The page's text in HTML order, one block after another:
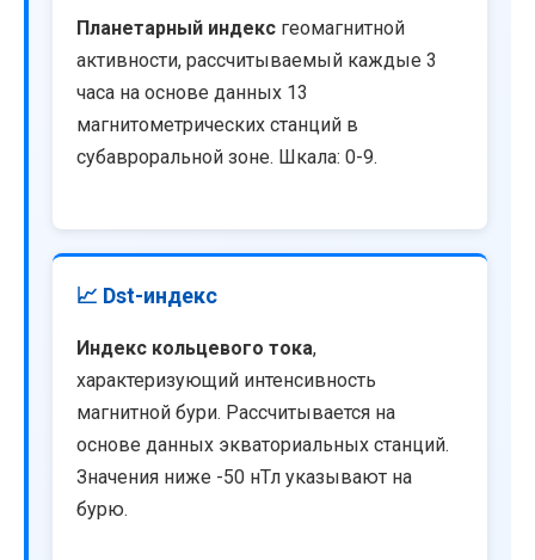
Планетарный индекс геомагнитной
активности, рассчитываемый каждые 3
часа на основе данных 13
магнитометрических станций в
субавроральной зоне. Шкала: 0-9.
📈 Dst-индекс
Индекс кольцевого тока,
характеризующий интенсивность
магнитной бури. Рассчитывается на
основе данных экваториальных станций.
Значения ниже -50 нТл указывают на
бурю.